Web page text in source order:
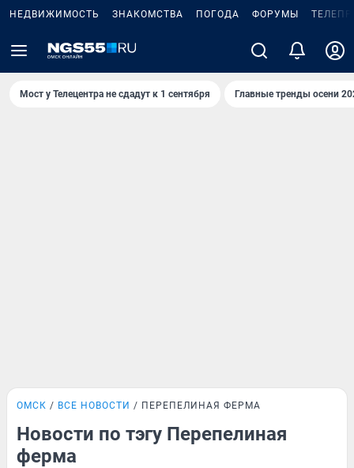
НЕДВИЖИМОСТЬ ЗНАКОМСТВА ПОГОДА ФОРУМЫ
Мост у Телецентра не сдадут к 1 сентября Главные тренды осени
ОМСК ВСЕ НОВОСТИ ПЕРЕПЕЛИНАЯ ФЕРМА
Новости по тэгу Перепелиная
ферма